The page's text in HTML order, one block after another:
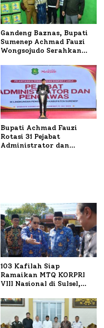
Gandeng Baznas, Bupati
Sumenep Achmad Fauzi
Wongsojudo Serahkan
Dua Kecamatan
Bupati Achmad Fauzi
Rotasi 31 Pejabat
Administrator dan
103 Kafilah Siap
Ramaikan MTQ KORPRI
VIII Nasional di Sulsel,